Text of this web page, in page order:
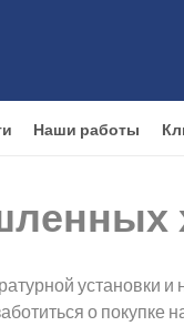
Наши работы
установки и
о покупке